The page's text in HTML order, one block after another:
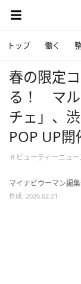
トップ 働く
春の限定
る！ マル
チェ」、
POP UP開
＃ビューティーニュー
マイナビウーマン編
作成: 2026.02.21